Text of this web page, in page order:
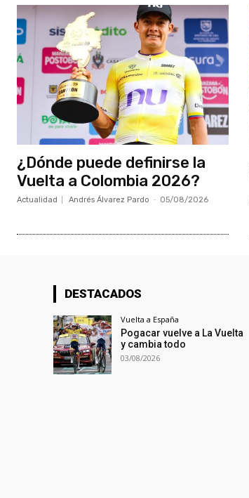
¿Dónde puede definirse la
Vuelta a Colombia 2026?
Actualidad Andrés Álvarez Pardo - 05/08/2026
DESTACADOS
Vuelta a España
Pogacar vuelve a La Vuelta
y cambia todo
03/08/2026